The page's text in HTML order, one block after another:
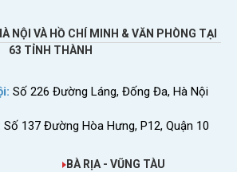
NỘI VÀ HỒ CHÍ MINH & VĂN PHÒNG TẠI
63 TỈNH THÀNH
Số 226 Đường Láng, Đống Đa, Hà Nội
Số 137 Đường Hòa Hưng, P12, Quận 10
BÀ RỊA - VŨNG TÀU